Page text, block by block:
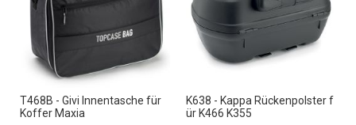
T468B - Givi Innentasche für
Koffer Maxia
K638 - Kappa Rückenpolster f
ür K466 K355